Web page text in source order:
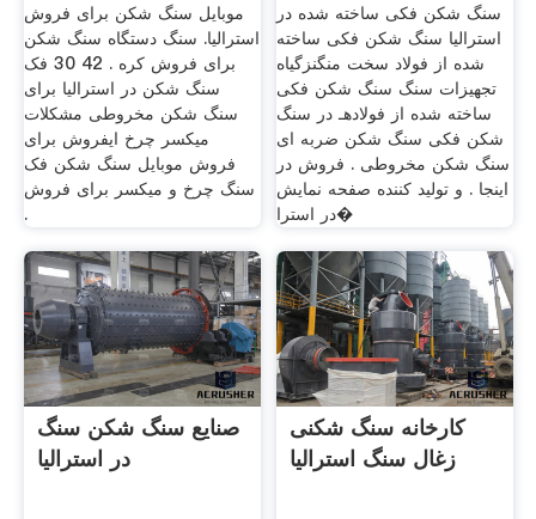
موبایل سنگ شکن برای فروش
استرالیا. سنگ دستگاه سنگ شکن
برای فروش کره . 42 30 فک
سنگ شکن در استرالیا برای
سنگ شکن مخروطی مشکلات
میکسر چرخ ایفروش برای
فروش موبایل سنگ شکن فک
سنگ چرخ و میکسر برای فروش
.
سنگ شکن فکی ساخته شده در
استرالیا سنگ شکن فکی ساخته
شده از فولاد سخت منگنزگیاه
تجهیزات سنگ سنگ شکن فکی
ساخته شده از ﻓﻮﻻدﻫـ در سنگ
شکن فکی سنگ شکن ضربه ای
سنگ شکن مخروطی . فروش در
اینجا . و تولید کننده صفحه نمایش
در استرا�
صنایع سنگ شکن سنگ
در استرالیا
کارخانه سنگ شکنی
زغال سنگ استرالیا